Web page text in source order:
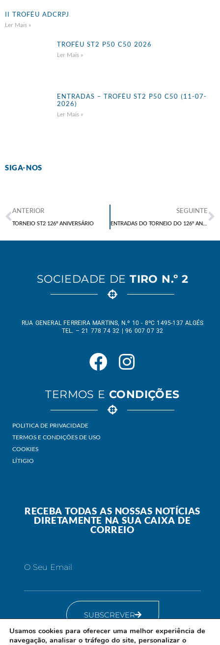
II TROFÉU ADCRPJ
Ler Mais »
TROFÉU ST2 P50 C50 2026
Ler Mais »
ENTRADAS – TROFÉU ST2 P50 C50 (11-07-
2026)
Ler Mais »
SIGA-NOS
ANTERIOR
TORNEIO ST2 126º ANIVERSÁRIO
SEGUINTE
SOCIEDADE DE TIRO N.º 2
RUA GENERAL FERREIRA MARTINS, N.º 10 - 8ºC 1495-137 ALGÉS
TEL. – 21 778 74 32 | 96 007 07 32
TERMOS E CONDIÇÕES
POLITICA DE PRIVACIDADE
TERMOS E CONDIÇÕES DE USO
COOKIES
LÍTIGIO
RECEBA TODAS AS NOSSAS NOTÍCIAS
DIRETAMENTE NA SUA CAIXA DE
CORREIO
O Seu Email
SUBSCREVER
Usamos cookies para oferecer uma melhor experiência de
navegação, analisar o tráfego do site, personalizar o